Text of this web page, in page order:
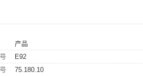
产品
E92
75.180.10